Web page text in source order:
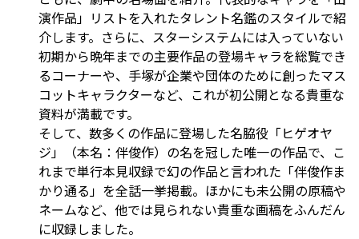
演作品」リストを入れたタレント名鑑のスタイルで紹
介します。さらに、スターシステムには入っていない
初期から晩年までの主要作品の登場キャラを総覧でき
るコーナーや、手塚が企業や団体のために創ったマス
コットキャラクターなど、これが初公開となる貴重な
資料が満載です。
そして、数多くの作品に登場した名脇役「ヒゲオヤ
ジ」（本名：伴俊作）の名を冠した唯一の作品で、こ
れまで単行本見収録で幻の作品と言われた「伴俊作ま
かり通る」を全話一挙掲載。ほかにも未公開の原稿や
ネームなど、他では見られない貴重な画稿をふんだん
に収録しました。